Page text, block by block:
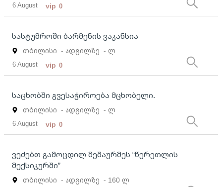
6 August vip 0
სასტუმროში ბარმენის ვაკანსია
თბილისი - ადგილზე - ლ
6 August vip 0
საცხობში გვესაჭიროება მცხობელი.
თბილისი - ადგილზე - ლ
6 August vip 0
ვეძებთ გამოცდილ მეშაურმეს “წერეთლის
მექსიკურში”
თბილისი - ადგილზე - 160 ლ